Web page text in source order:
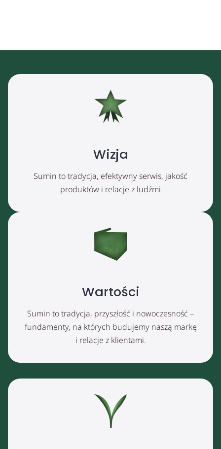
Wizja
Sumin to tradycja, efektywny serwis, jakość
produktów i relacje z ludźmi
Wartości
Sumin to tradycja, przyszłość i nowoczesność –
fundamenty, na których budujemy naszą markę
i relacje z klientami.